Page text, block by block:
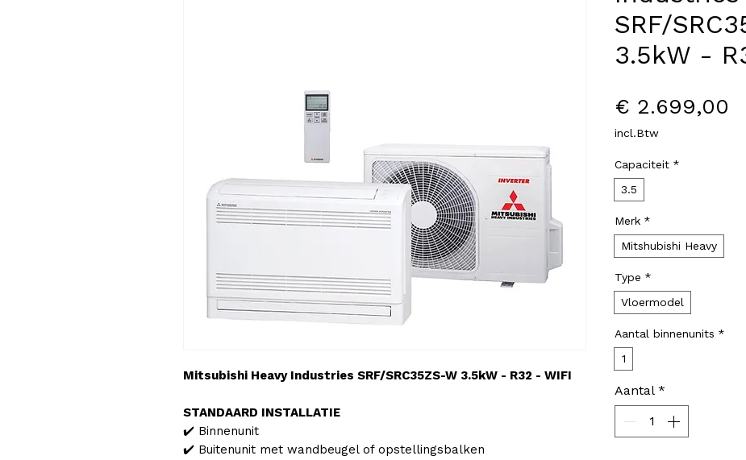
Mitsubishi Heavy Industries SRF/SRC35ZS-W 3.5kW - R32 - WIFI
STANDAARD INSTALLATIE
✔️ Binnenunit
✔️ Buitenunit met wandbeugel of opstellingsbalken
SRF/
3.5kW -
€ 2.699,00
incl.Btw
Capaciteit *
3.5
Merk *
Mitshubishi Heavy
Type *
Vloermodel
Aantal binnenunits *
1
Aantal *